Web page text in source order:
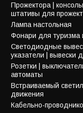
Прожектора |
штативы для
Лампа настольная
Фонари для туризма
Светодиодные
указатели | вывески
Розетки |
автоматы
Встраиваемый
движения
Кабельно-